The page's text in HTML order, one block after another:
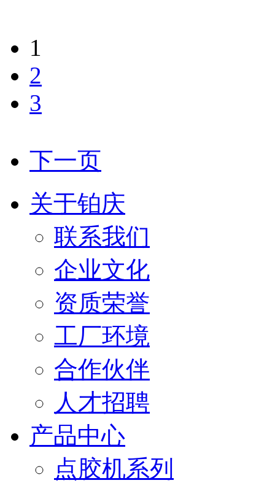
1
2
3
下一页
关于铂庆
联系我们
企业文化
资质荣誉
工厂环境
合作伙伴
人才招聘
产品中心
点胶机系列